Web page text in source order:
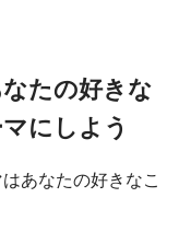
たの好きな
にしよう
あなたの好きなこ